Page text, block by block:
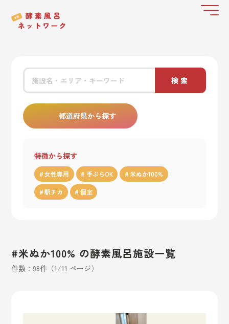
検索
都道府県から探す
特徴から探す
女性専用 手ぶらOK 米ぬか100%
駅チカ 個室
#米ぬか100% の酵素風呂施設一覧
件数：98件（1/11 ページ）